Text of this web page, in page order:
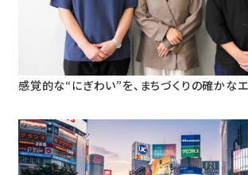
感覚的な“にぎわい”を、まちづくりの確かな
まちづくり」の定量検証